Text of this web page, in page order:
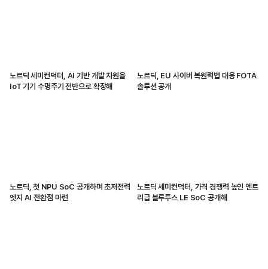
노르딕 세미컨덕터, AI 기반 개발 지원을
IoT 기기 수명주기 전반으로 확장해
노르딕, EU 사이버 복원력법 대응 FOTA
솔루션 공개
노르딕, 첫 NPU SoC 공개하며 초저전력
엣지 AI 전환점 마련
노르딕 세미컨덕터, 가격 경쟁력 높인 엔트
리급 블루투스 LE SoC 공개해